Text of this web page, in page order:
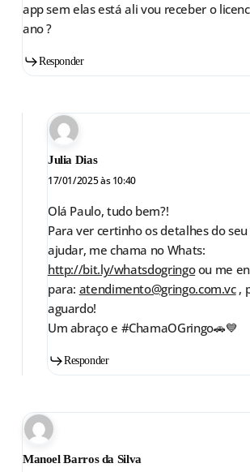
app sem elas está ali vou receber o
ano ?
Responder
Julia Dias
17/01/2025 às 10:40
Olá Paulo, tudo bem?!
Para ver certinho os detalhes do
ajudar, me chama no Whats:
http://bit.ly/whatsdogringoou me
para: atendimento@gringo.com.vc,
aguardo!
Um abraço e #ChamaOGringo🚗💙
Responder
Manoel Barros da Silva